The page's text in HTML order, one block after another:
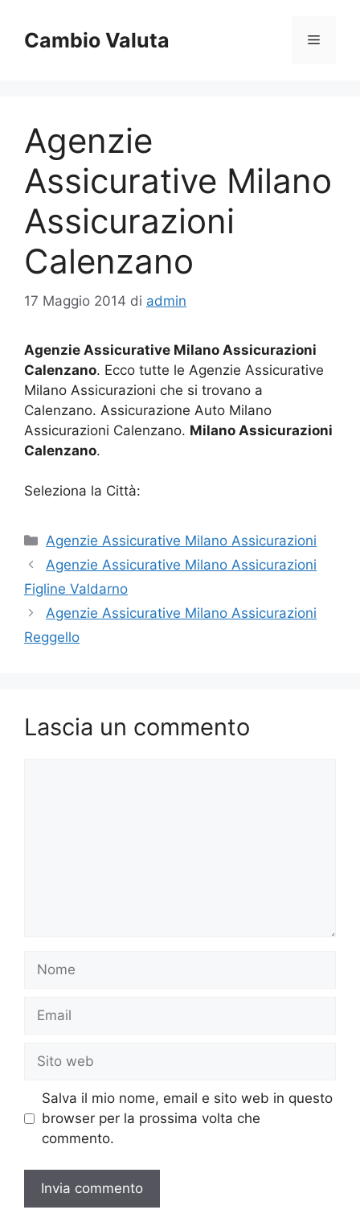
contenuto
Cambio Valuta Menu
Agenzie
Assicurative Milano
Assicurazioni
Calenzano
17 Maggio 2014 di admin
Agenzie Assicurative Milano Assicurazioni
Calenzano. Ecco tutte le Agenzie Assicurative
Milano Assicurazioni che si trovano a
Calenzano. Assicurazione Auto Milano
Assicurazioni Calenzano. Milano Assicurazioni
Calenzano.
Seleziona la Città:
Categorie
Agenzie Assicurative Milano Assicurazioni
Agenzie Assicurative Milano Assicurazioni
Figline Valdarno
Agenzie Assicurative Milano Assicurazioni
Reggello
Lascia un commento
Nome
Email
Sito
web
Salva il mio nome, email e sito web in questo
browser per la prossima volta che
commento.